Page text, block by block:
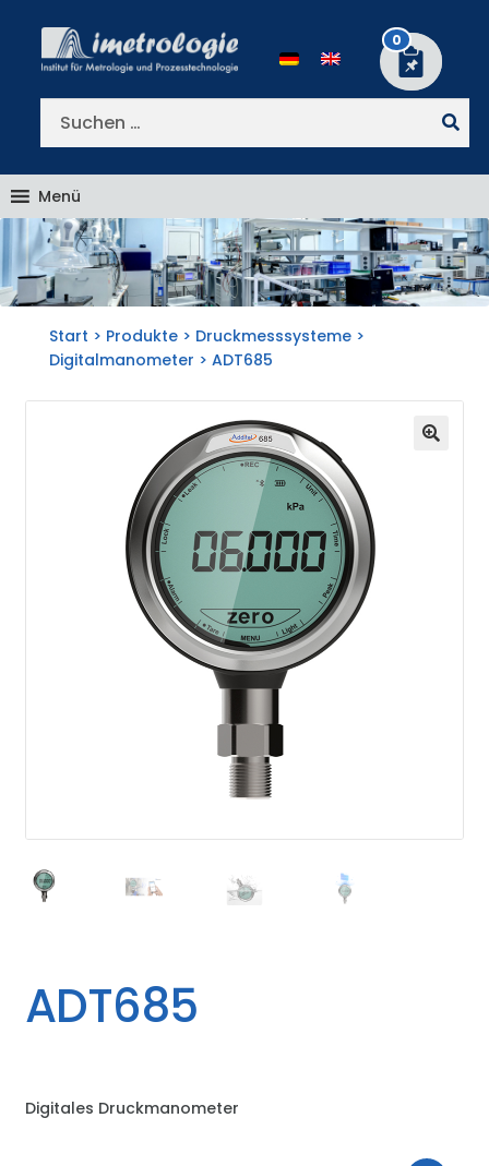
Navigation
springen
Inhalt
springen
Suchen
0
Menü
Start > Produkte > Druckmesssysteme >
Digitalmanometer > ADT685
ADT685
Digitales Druckmanometer